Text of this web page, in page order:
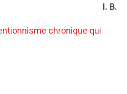
I. B.
chronique qui